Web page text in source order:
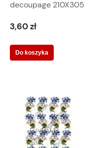
decoupage 210X305
1899
3,60 zł
Do koszyka